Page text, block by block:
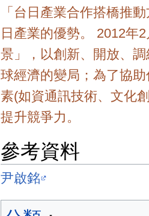
「台日產業合作搭橋推
日產業的優勢。 2012年
景」，以創新、開放、
球經濟的變局；為了協
素(如資通訊技術、文化
提升競爭力。
參考資料
尹啟銘